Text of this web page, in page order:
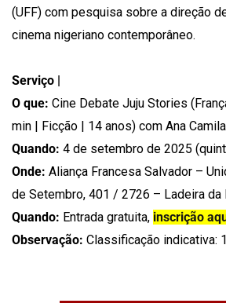
(UFF) com pesquisa sobre a direção
cinema nigeriano contemporâneo.
Serviço |
O que: Cine Debate Juju Stories
min | Ficção | 14 anos) com Ana
Quando: 4 de setembro de 2025
Onde: Aliança Francesa Salvador –
de Setembro, 401 / 2726 – Ladeira da
Quando: Entrada gratuita, inscrição
Observação: Classificação indicativa: